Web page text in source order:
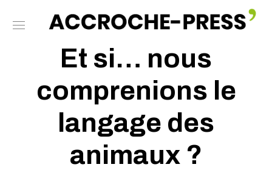
Et si… nous
comprenions le
langage des
animaux ?